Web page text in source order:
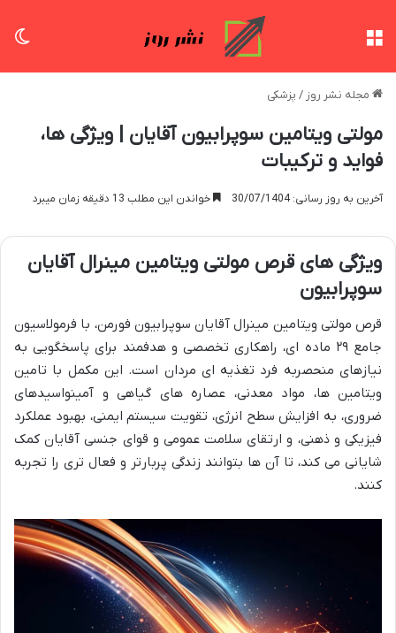
مجله نشر روز / پزشکی
مولتی ویتامین سوپرابیون آقایان | ویژگی ها،
فواید و ترکیبات
آخرین به روز رسانی: 30/07/1404 خواندن این مطلب 13 دقیقه زمان میبرد
ویژگی های قرص مولتی ویتامین مینرال آقایان
سوپرابیون
قرص مولتی ویتامین مینرال آقایان سوپرابیون فورمن، با فرمولاسیون
جامع ۲۹ ماده ای، راهکاری تخصصی و هدفمند برای پاسخگویی به
نیازهای منحصربه فرد تغذیه ای مردان است. این مکمل با تامین
ویتامین ها، مواد معدنی، عصاره های گیاهی و آمینواسیدهای
ضروری، به افزایش سطح انرژی، تقویت سیستم ایمنی، بهبود عملکرد
فیزیکی و ذهنی، و ارتقای سلامت عمومی و قوای جنسی آقایان کمک
شایانی می کند، تا آن ها بتوانند زندگی پربارتر و فعال تری را تجربه
کنند.